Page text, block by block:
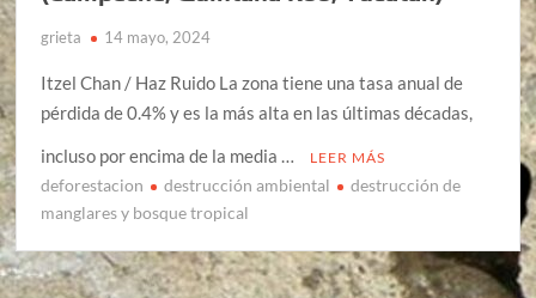
grieta 14 mayo, 2024
Itzel Chan / Haz Ruido La zona tiene una tasa anual de
pérdida de 0.4% y es la más alta en las últimas décadas,
incluso por encima de la media …
LEER MÁS
deforestacion destrucción ambiental
destrucción de
manglares y bosque tropical